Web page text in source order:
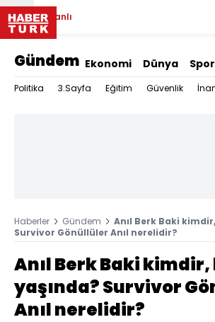
Canlı
Gündem Ekonomi Dünya Spor
Politika 3.Sayfa Eğitim Güvenlik
Haberler Gündem
Anıl Berk Baki
Survivor Gönüllüler Anıl nerelidir?
Anıl Berk Baki kimdir,
yaşında? Survivor
Anıl nerelidir?